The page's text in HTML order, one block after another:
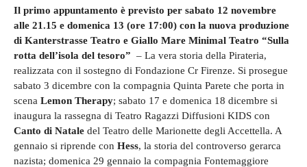
Il primo appuntamento è previsto per sabato 12 novembre
alle 21.15 e domenica 13 (ore 17:00) con la nuova produzione
di Kanterstrasse Teatro e Giallo Mare Minimal Teatro “Sulla
rotta dell’isola del tesoro” – La vera storia della Pirateria,
realizzata con il sostegno di Fondazione Cr Firenze. Si prosegue
sabato 3 dicembre con la compagnia Quinta Parete che porta in
scena Lemon Therapy; sabato 17 e domenica 18 dicembre si
inaugura la rassegna di Teatro Ragazzi Diffusioni KIDS con
Canto di Natale del Teatro delle Marionette degli Accettella. A
gennaio si riprende con Hess, la storia del controverso gerarca
nazista; domenica 29 gennaio la compagnia Fontemaggiore